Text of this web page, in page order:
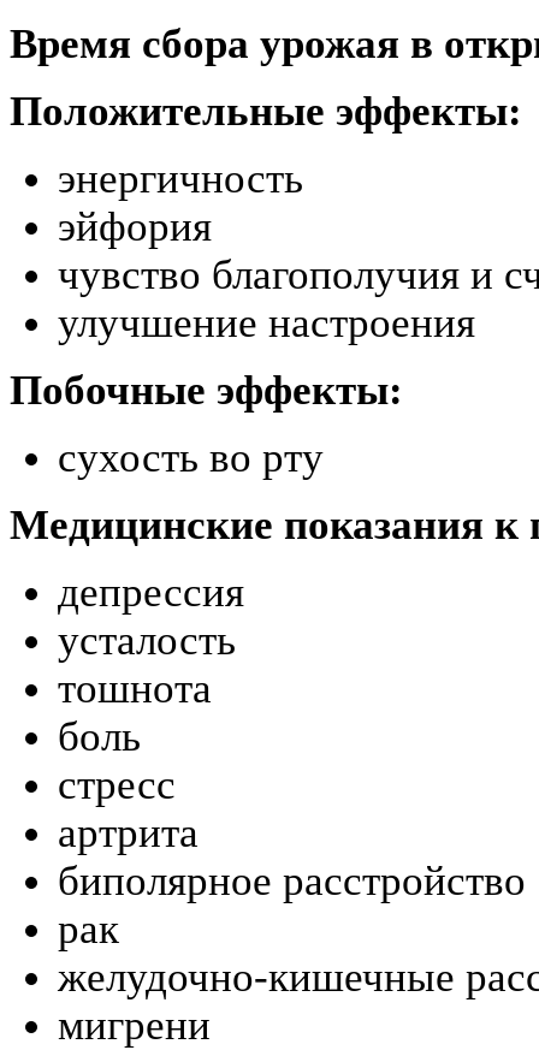
Время сбора урожая в
Положительные эффекты:
энергичность
эйфория
чувство благополучия и
улучшение настроения
Побочные эффекты:
сухость во рту
Медицинские показания
депрессия
усталость
тошнота
боль
стресс
артрита
биполярное расстройство
рак
желудочно-кишечные
мигрени